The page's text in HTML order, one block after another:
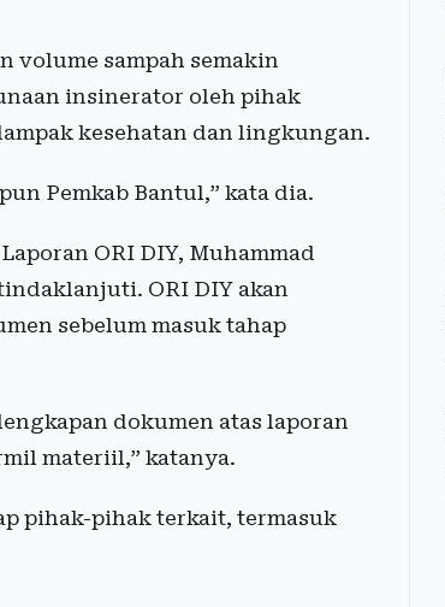
sampah semakin
insinerator oleh pihak
kesehatan dan lingkungan.
Pemkab Bantul,” kata dia.
ORI DIY, Muhammad
ORI DIY akan
sebelum masuk tahap
dokumen atas laporan
materiil,” katanya.
pihak-pihak terkait, termasuk